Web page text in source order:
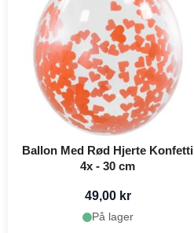
Ballon Med Rød Hjerte Konfetti
4x - 30 cm
49,00 kr
På lager